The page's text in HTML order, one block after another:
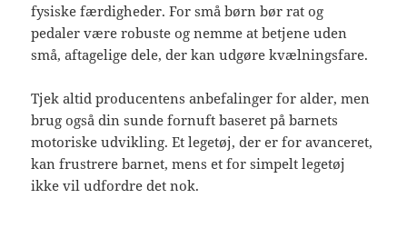
fysiske færdigheder. For små børn bør rat og
pedaler være robuste og nemme at betjene uden
små, aftagelige dele, der kan udgøre kvælningsfare.
Tjek altid producentens anbefalinger for alder, men
brug også din sunde fornuft baseret på barnets
motoriske udvikling. Et legetøj, der er for avanceret,
kan frustrere barnet, mens et for simpelt legetøj
ikke vil udfordre det nok.